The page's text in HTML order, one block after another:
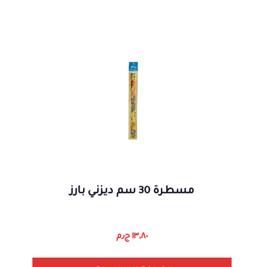
مسطرة 30 سم ديزني بارز
١٣,٨٠ ج٫م